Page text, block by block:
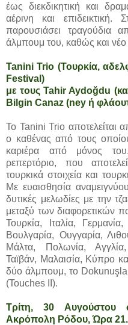
έως διεκδικητική και
αέρινη και
παρουσιάσει τραγούδια
άλμπουμ του, καθώς και
Tanini Trio (Τουρκία,
Festival)
με τους Tahir Aydoğdu
Bilgin Canaz (ney ή
Το Tanini Trio αποτελείται
ο καθένας από τους
καριέρα από μόνος
ρεπερτόριο, που
τουρκικά στοιχεία και
Με ευαισθησία
δυτικές μελωδίες με την
μεταξύ των διαφορετικών
Τουρκία, Ιταλία,
Βουλγαρία, Ουγγαρία,
Μάλτα, Πολωνία, Αγγλία,
Ταϊβάν, Μαλαισία, Κύπρο
δύο άλμπουμ, το
(Touches II).
Τρίτη, 30 Αυγούστου
Ακρόπολη Ρόδου, Ώρα